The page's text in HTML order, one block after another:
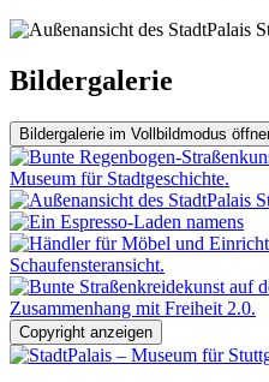
Bildergalerie
Bildergalerie im Vollbildmodus
Copyright anzeigen